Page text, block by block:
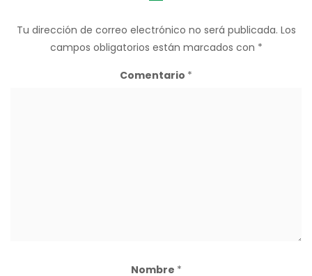
Tu dirección de correo electrónico no será publicada. Los
campos obligatorios están marcados con *
Comentario *
Nombre *